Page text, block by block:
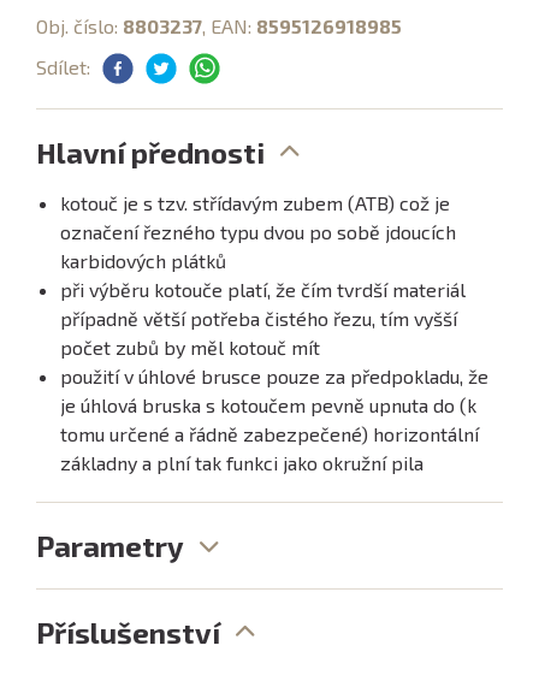
Obj. číslo: 8803237, EAN: 8595126918985
Sdílet:
Hlavní přednosti
kotouč je s tzv. střídavým zubem (ATB) což je
označení řezného typu dvou po sobě jdoucích
karbidových plátků
při výběru kotouče platí, že čím tvrdší materiál
případně větší potřeba čistého řezu, tím vyšší
počet zubů by měl kotouč mít
použití v úhlové brusce pouze za předpokladu, že
je úhlová bruska s kotoučem pevně upnuta do (k
tomu určené a řádně zabezpečené) horizontální
základny a plní tak funkci jako okružní pila
Parametry
Příslušenství